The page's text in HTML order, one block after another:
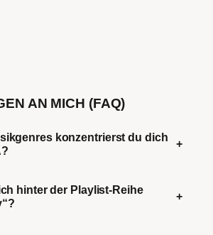
AN MICH (FAQ)
konzentrierst du dich
+
hinter der Playlist-Reihe
+